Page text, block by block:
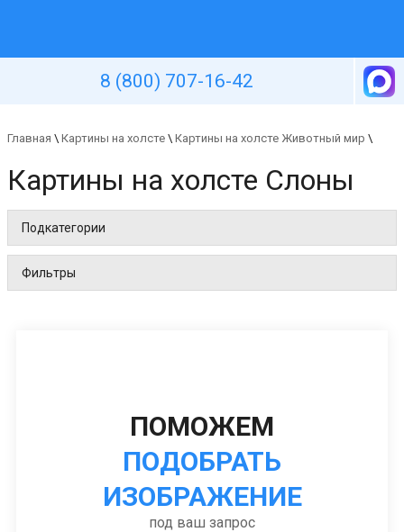
8 (800) 707-16-42
Главная \ Картины на холсте \ Картины на холсте Животный мир \
Картины на холсте Слоны
Подкатегории
Фильтры
ПОМОЖЕМ
ПОДОБРАТЬ
ИЗОБРАЖЕНИЕ
под ваш запрос